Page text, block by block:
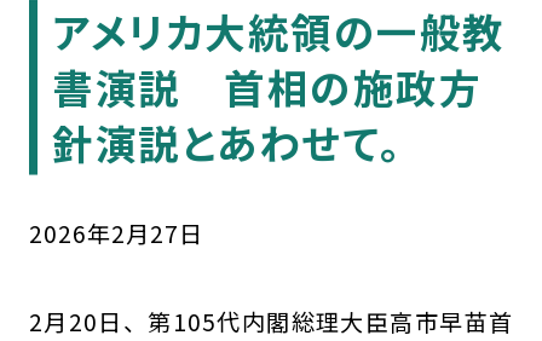
アメリカ大統領の一般教
書演説 首相の施政方
針演説とあわせて。
2026年2月27日
2月20日、第105代内閣総理大臣高市早苗首